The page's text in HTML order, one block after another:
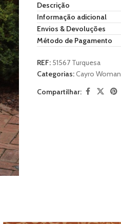
Descrição
Informação adicional
Envios & Devoluções
Método de Pagamento
REF: 51567 Turquesa
Categorias:Cayro Woman
Compartilhar: